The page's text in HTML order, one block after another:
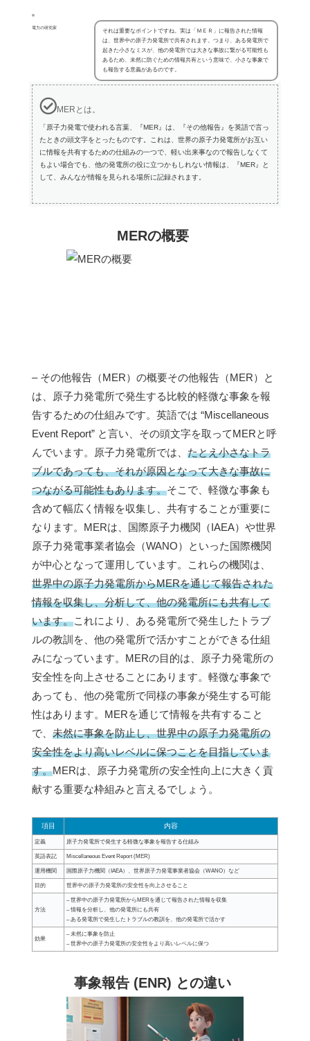
電力の研究家
それは重要なポイントですね。実は「ＭＥＲ」に報告された情報
は、世界中の原子力発電所で共有されます。つまり、ある発電所で
起きた小さなミスが、他の発電所では大きな事故に繋がる可能性も
あるため、未然に防ぐための情報共有という意味で、小さな事象で
も報告する意義があるのです。
MERとは。
「原子力発電で使われる言葉、『MER』は、『その他報告』を英語で言っ
たときの頭文字をとったものです。これは、世界の原子力発電所がお互い
に情報を共有するための仕組みの一つで、軽い出来事なので報告しなくて
もよい場合でも、他の発電所の役に立つかもしれない情報は、『MER』と
して、みんなが情報を見られる場所に記録されます。
MERの概要
– その他報告（MER）の概要その他報告（MER）と
は、原子力発電所で発生する比較的軽微な事象を報
告するための仕組みです。英語では “Miscellaneous
Event Report” と言い、その頭文字を取ってMERと呼
んでいます。原子力発電所では、 たとえ小さなトラ
ブルであっても、それが原因となって大きな事故に
つながる可能性もあります。そこで、軽微な事象も
含めて幅広く情報を収集し、共有することが重要に
なります。MERは、国際原子力機関（IAEA）や世界
原子力発電事業者協会（WANO）といった国際機関
が中心となって運用しています。これらの機関は、
世界中の原子力発電所からMERを通じて報告された
情報を収集し、分析して、他の発電所にも共有して
います。これにより、ある発電所で発生したトラブ
ルの教訓を、他の発電所で活かすことができる仕組
みになっています。MERの目的は、原子力発電所の
安全性を向上させることにあります。軽微な事象で
あっても、他の発電所で同様の事象が発生する可能
性はあります。MERを通じて情報を共有すること
で、 未然に事象を防止し、世界中の原子力発電所の
安全性をより高いレベルに保つことを目指していま
す。MERは、原子力発電所の安全性向上に大きく貢
献する重要な枠組みと言えるでしょう。
項目 内容
定義 原子力発電所で発生する軽微な事象を報告する仕組み
英語表記 Miscellaneous Event Report (MER)
運用機関 国際原子力機関（IAEA）、世界原子力発電事業者協会（WANO）など
目的 世界中の原子力発電所の安全性を向上させること
方法
– 世界中の原子力発電所からMERを通じて報告された情報を収集
– 情報を分析し、他の発電所にも共有
– ある発電所で発生したトラブルの教訓を、他の発電所で活かす
効果
– 未然に事象を防止
– 世界中の原子力発電所の安全性をより高いレベルに保つ
事象報告 (ENR) との違い